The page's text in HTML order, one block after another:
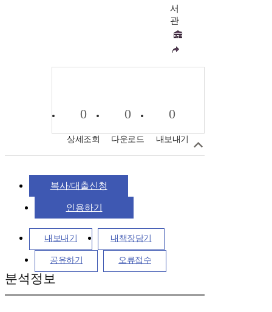
서
관
0
상세조회
0
다운로드
0
내보내기
복사/대출신청
인용하기
내보내기 내책장담기
공유하기 오류접수
분석정보